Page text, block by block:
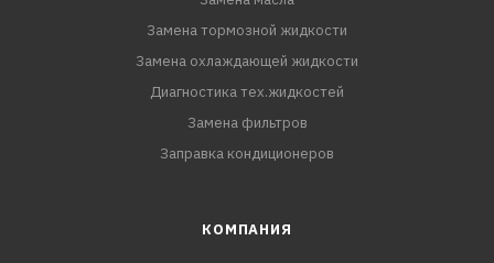
Замена тормозной жидкости
Замена охлаждающей жидкости
Диагностика тех.жидкостей
Замена фильтров
Заправка кондиционеров
КОМПАНИЯ